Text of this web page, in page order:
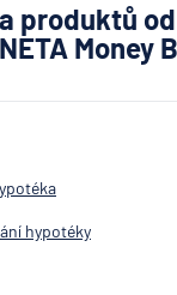
produktů
Money
hypotéky